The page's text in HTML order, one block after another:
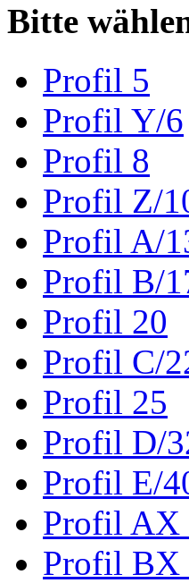
Bitte
Profil 5
Profil Y/6
Profil 8
Profil Z/
Profil A/
Profil B/
Profil 20
Profil C/
Profil 25
Profil D/
Profil E/
Profil AX
Profil BX